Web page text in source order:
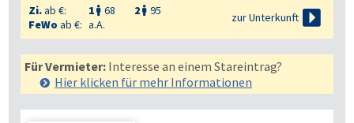
Zi.ab €: 1  68 2  95
FeWo ab €: a.A.
zur Unterkunft 
Für Vermieter: Interesse an einem Stareintrag?
Hier klicken für mehr Informationen